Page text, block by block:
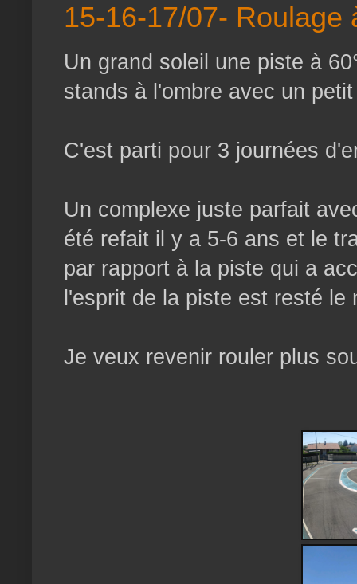
15-16-17/07- Roulage
Un grand soleil une piste à
stands à l'ombre avec un
C'est parti pour 3 journées
Un complexe juste parfait
été refait il y a 5-6 ans et le
par rapport à la piste qui a
l'esprit de la piste est resté le
Je veux revenir rouler plus